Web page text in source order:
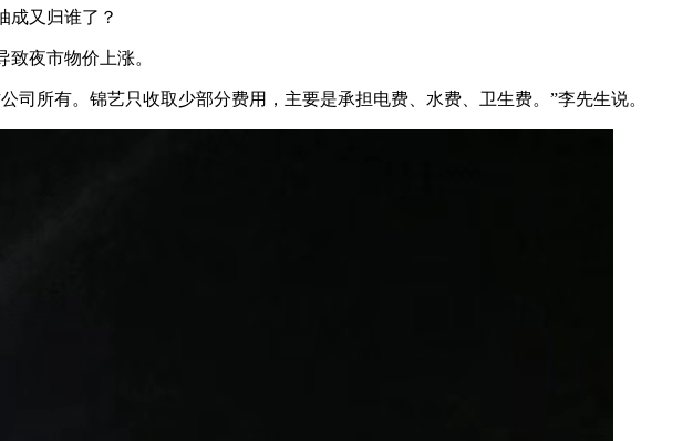
又归谁了？
夜市物价上涨。
所有。锦艺只收取少部分费用，主要是承担电费、水费、卫生费。”李先生说。